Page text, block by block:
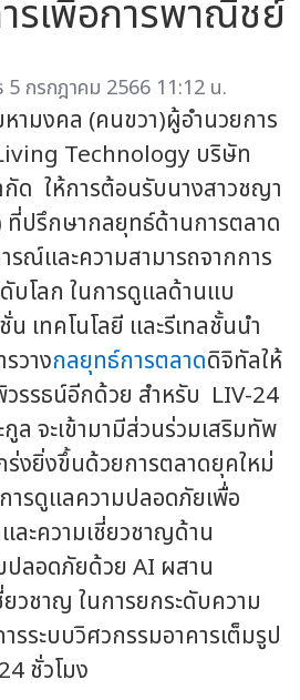
รเพื่อการพาณิชย์
5 กรกฎาคม 2566 11:12 น.
ามงคล (คนขวา)ผู้อำนวยการ
Technology บริษัท
กัด ให้การต้อนรับนางสาวชญา
ที่ปรึกษากลยุทธ์ด้านการตลาด
รณ์และความสามารถจากการ
บโลก ในการดูแลด้านแบ
เทคโนโลยี และรีเทลชั้นนำ
วางกลยุทธ์การตลาดดิจิทัลให้
รรธน์อีกด้วย สำหรับ LIV-24
ล จะเข้ามามีส่วนร่วมเสริมทัพ
งยิ่งขึ้นด้วยการตลาดยุคใหม่
ารดูแลความปลอดภัยเพื่อ
ละความเชี่ยวชาญด้าน
ปลอดภัยด้วย AI ผสาน
วชาญ ในการยกระดับความ
รระบบวิศวกรรมอาคารเต็มรูป
ชั่วโมง